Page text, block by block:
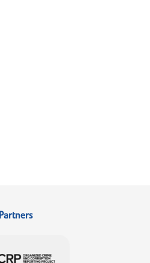
Partners